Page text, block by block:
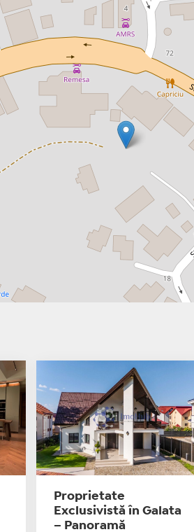
Proprietate
Exclusivistă în Galata
– Panoramă